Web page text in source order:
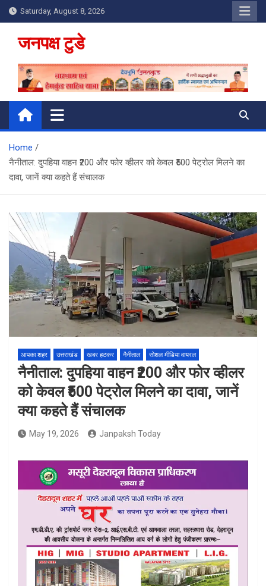
Skip
to
content
Saturday, August 8, 2026
जनपक्ष टुडे
Home
नैनीताल: दुपहिया वाहन ₹200 और फोर व्हीलर को केवल ₹500 पेट्रोल मिलने का
दावा, जानें क्या कहते हैं संचालक
आपका शहर उत्तराखंड खबर हटकर नैनीताल सोशल मीडिया वायरल
नैनीताल: दुपहिया वाहन ₹200 और फोर व्हीलर
को केवल ₹500 पेट्रोल मिलने का दावा, जानें
क्या कहते हैं संचालक
May 19, 2026 Janpaksh Today